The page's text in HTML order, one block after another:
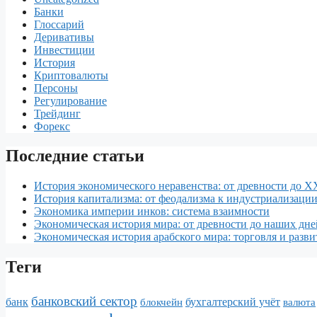
Банки
Глоссарий
Деривативы
Инвестиции
История
Криптовалюты
Персоны
Регулирование
Трейдинг
Форекс
Последние статьи
История экономического неравенства: от древности до
История капитализма: от феодализма к индустриализации
Экономика империи инков: система взаимности
Экономическая история мира: от древности до наших
Экономическая история арабского мира: торговля и
Теги
банк банковский сектор блокчейн бухгалтерский учёт валюта